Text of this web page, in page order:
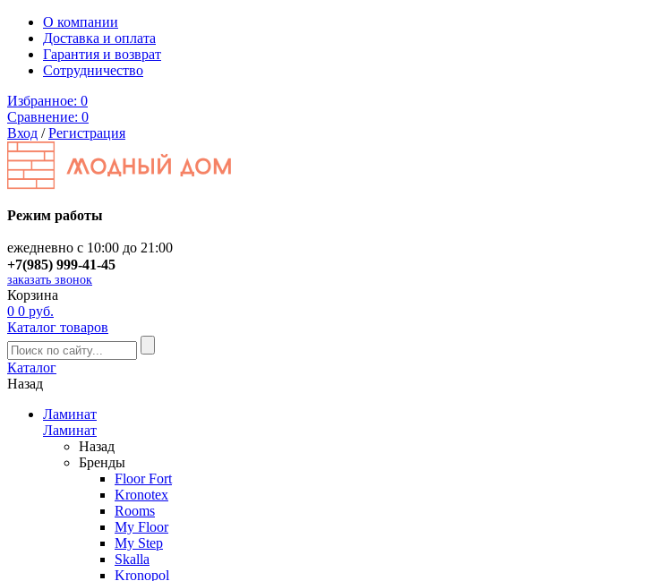
О компании
Доставка и оплата
Гарантия и возврат
Сотрудничество
Избранное: 0
Сравнение: 0
Вход /Регистрация
Режим работы
ежедневно с 10:00 до 21:00
+7(985) 999-41-45
заказать звонок
Корзина
0 0 руб.
Каталог товаров
Каталог
Назад
Ламинат
Ламинат
Назад
Бренды
Floor Fort
Kronotex
Rooms
My Floor
My Step
Skalla
Kronopol